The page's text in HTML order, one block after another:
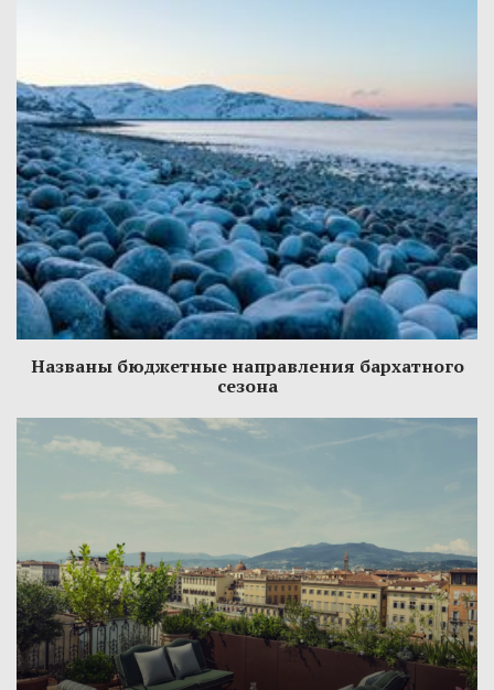
Названы бюджетные направления бархатного
сезона